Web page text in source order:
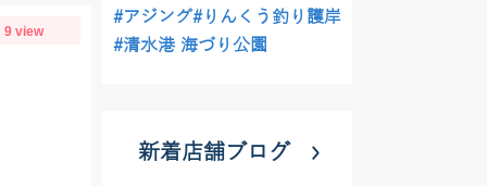
9 view
#アジング#りんくう釣り護岸
#清水港 海づり公園
新着店舗ブログ